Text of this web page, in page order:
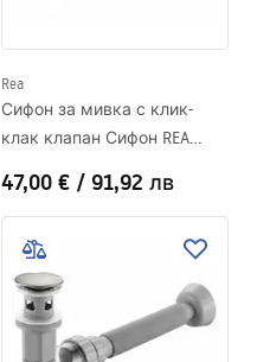
Rea
Сифон за мивка с клик-
клак клапан Сифон REA
47,00 € / 91,92 лв